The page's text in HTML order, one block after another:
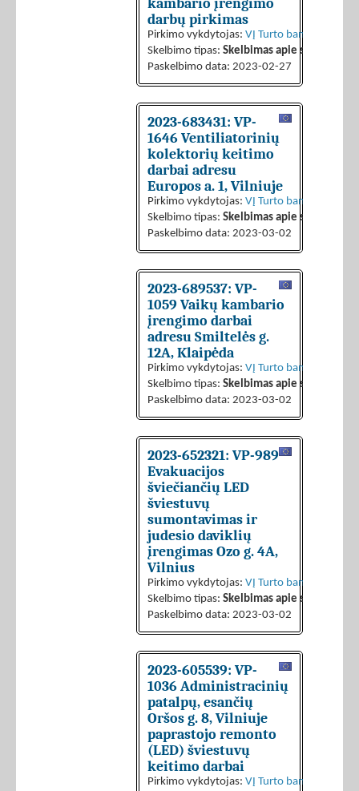
kambario įrengimo
darbų pirkimas
Pirkimo vykdytojas: VĮ Turto bankas
Skelbimo tipas: Skelbimas apie sutarties
Paskelbimo data: 2023-02-27
2023-683431: VP-
1646 Ventiliatorinių
kolektorių keitimo
darbai adresu
Europos a. 1, Vilniuje
Pirkimo vykdytojas: VĮ Turto bankas
Skelbimo tipas: Skelbimas apie sutarties
Paskelbimo data: 2023-03-02
2023-689537: VP-
1059 Vaikų kambario
įrengimo darbai
adresu Smiltelės g.
12A, Klaipėda
Pirkimo vykdytojas: VĮ Turto bankas
Skelbimo tipas: Skelbimas apie sutarties
Paskelbimo data: 2023-03-02
2023-652321: VP-989
Evakuacijos
šviečiančių LED
šviestuvų
sumontavimas ir
judesio daviklių
įrengimas Ozo g. 4A,
Vilnius
Pirkimo vykdytojas: VĮ Turto bankas
Skelbimo tipas: Skelbimas apie sutarties
Paskelbimo data: 2023-03-02
2023-605539: VP-
1036 Administracinių
patalpų, esančių
Oršos g. 8, Vilniuje
paprastojo remonto
(LED) šviestuvų
keitimo darbai
Pirkimo vykdytojas: VĮ Turto bankas